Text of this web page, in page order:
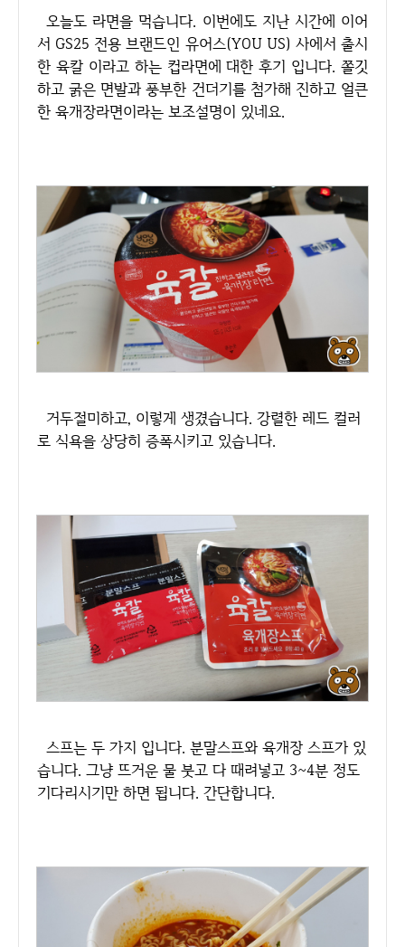
오늘도 라면을 먹습니다. 이번에도 지난 시간에 이어
서 GS25 전용 브랜드인 유어스(YOU US) 사에서 출시
한 육칼 이라고 하는 컵라면에 대한 후기 입니다. 쫄깃
하고 굵은 면발과 풍부한 건더기를 첨가해 진하고 얼큰
한 육개장라면이라는 보조설명이 있네요.
거두절미하고, 이렇게 생겼습니다. 강렬한 레드 컬러
로 식욕을 상당히 증폭시키고 있습니다.
스프는 두 가지 입니다. 분말스프와 육개장 스프가 있
습니다. 그냥 뜨거운 물 붓고 다 때려넣고 3~4분 정도
기다리시기만 하면 됩니다. 간단합니다.